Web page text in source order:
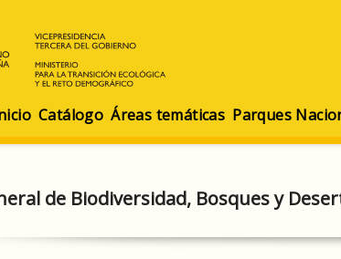
Catálogo Áreas temáticas Parques
de Biodiversidad, Bosques y